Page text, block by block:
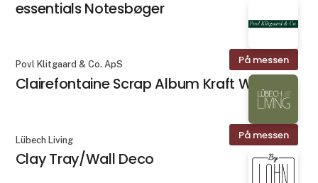
essentials Notesbøger
På messen
Povl Klitgaard & Co. ApS
Clairefontaine Scrap Album Kraft Wire
På messen
Lübech Living
Clay Tray/Wall Deco